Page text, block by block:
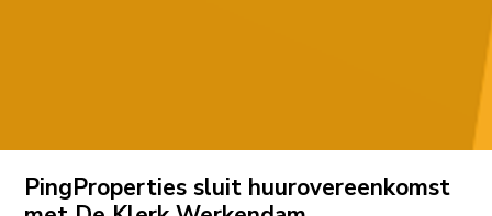
PingProperties sluit huurovereenkomst